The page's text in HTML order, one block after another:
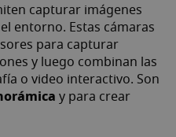
capturar imágenes
entorno. Estas cámaras
para capturar
y luego combinan las
o video interactivo. Son
y para crear